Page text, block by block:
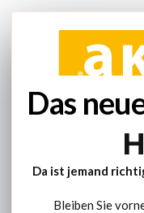
Das
Da ist jemand
Bleiben Sie